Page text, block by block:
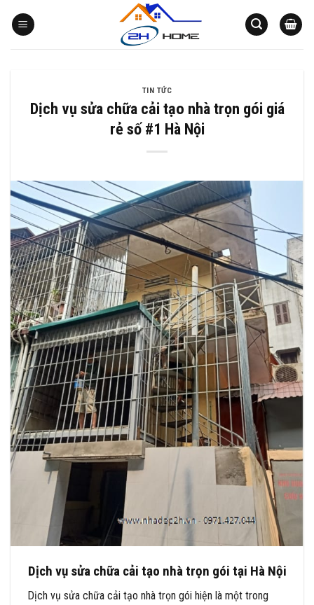
qua
TIN TỨC
Dịch vụ sửa chữa cải tạo nhà trọn gói giá
rẻ số #1 Hà Nội
Dịch vụ sửa chữa cải tạo nhà trọn gói tại Hà Nội
Dịch vụ sửa chữa cải tạo nhà trọn gói hiện là một trong